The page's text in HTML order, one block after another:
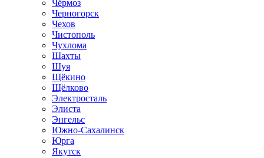
Чёрмоз
Черногорск
Чехов
Чистополь
Чухлома
Шахты
Шуя
Щёкино
Щёлково
Электросталь
Элиста
Энгельс
Южно-Сахалинск
Юрга
Якутск